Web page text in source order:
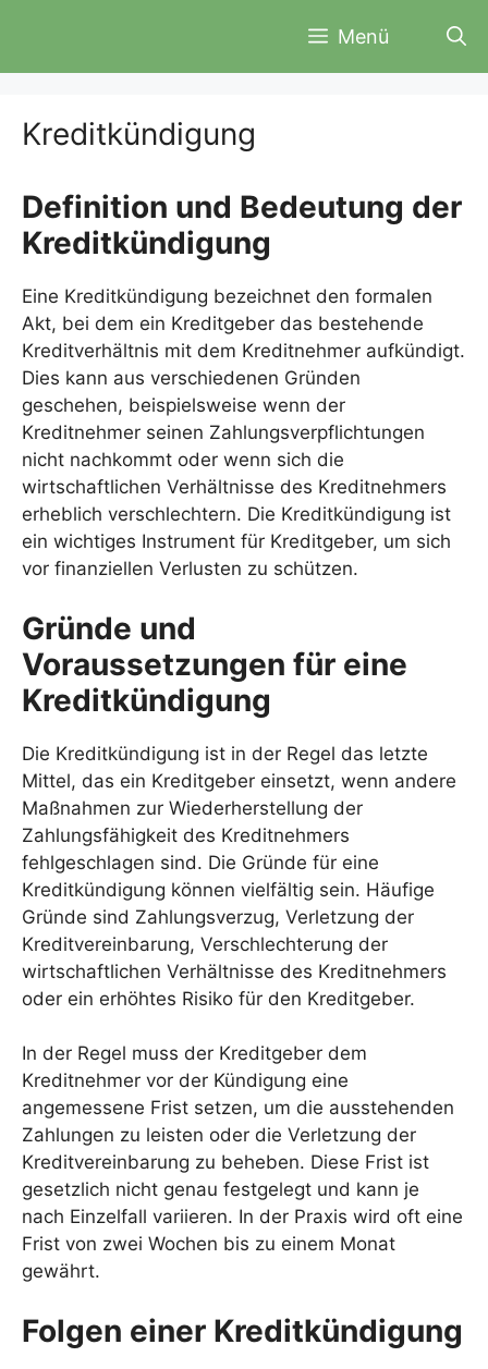
Menü
Kreditkündigung
Definition und Bedeutung der
Kreditkündigung
Eine Kreditkündigung bezeichnet den formalen
Akt, bei dem ein Kreditgeber das bestehende
Kreditverhältnis mit dem Kreditnehmer aufkündigt.
Dies kann aus verschiedenen Gründen
geschehen, beispielsweise wenn der
Kreditnehmer seinen Zahlungsverpflichtungen
nicht nachkommt oder wenn sich die
wirtschaftlichen Verhältnisse des Kreditnehmers
erheblich verschlechtern. Die Kreditkündigung ist
ein wichtiges Instrument für Kreditgeber, um sich
vor finanziellen Verlusten zu schützen.
Gründe und
Voraussetzungen für eine
Kreditkündigung
Die Kreditkündigung ist in der Regel das letzte
Mittel, das ein Kreditgeber einsetzt, wenn andere
Maßnahmen zur Wiederherstellung der
Zahlungsfähigkeit des Kreditnehmers
fehlgeschlagen sind. Die Gründe für eine
Kreditkündigung können vielfältig sein. Häufige
Gründe sind Zahlungsverzug, Verletzung der
Kreditvereinbarung, Verschlechterung der
wirtschaftlichen Verhältnisse des Kreditnehmers
oder ein erhöhtes Risiko für den Kreditgeber.
In der Regel muss der Kreditgeber dem
Kreditnehmer vor der Kündigung eine
angemessene Frist setzen, um die ausstehenden
Zahlungen zu leisten oder die Verletzung der
Kreditvereinbarung zu beheben. Diese Frist ist
gesetzlich nicht genau festgelegt und kann je
nach Einzelfall variieren. In der Praxis wird oft eine
Frist von zwei Wochen bis zu einem Monat
gewährt.
Folgen einer Kreditkündigung